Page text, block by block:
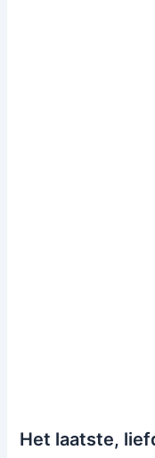
Het laatste,